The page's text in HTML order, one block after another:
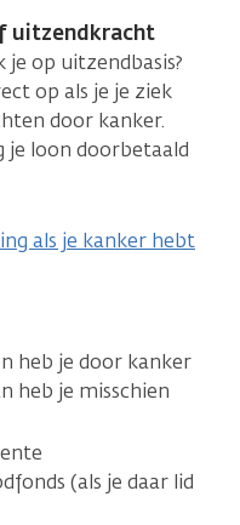
uitzendkracht
op uitzendbasis?
op als je je ziek
door kanker.
je loon doorbetaald
als je kanker hebt
heb je door kanker
heb je misschien
(als je daar lid